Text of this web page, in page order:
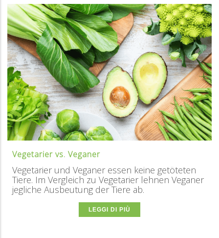
Vegetarier vs. Veganer
Vegetarier und Veganer essen keine getöteten
Tiere. Im Vergleich zu Vegetarier lehnen Veganer
jegliche Ausbeutung der Tiere ab.
LEGGI DI PIÙ